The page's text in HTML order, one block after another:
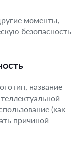
моменты,
безопасность
название
(как
причиной